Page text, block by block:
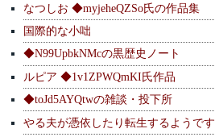
なつしお ◆myjeheQZSo氏の作品集
国際的な小咄
◆N99UpbkNMcの黒歴史ノート
ルピア ◆1v1ZPWQmKI氏作品
◆toJd5AYQtwの雑談・投下所
やる夫が憑依したり転生するようです